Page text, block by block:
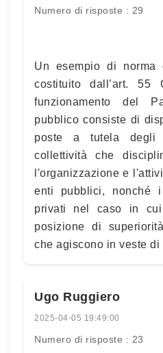
Numero di risposte : 29
Un esempio di
costituito dall’art. 55
funzionamento del
pubblico consiste di
poste a tutela degli
collettività che
l'organizzazione e
enti pubblici, nonché
privati nel caso in
posizione di
che agiscono in veste di
Ugo Ruggiero
2025-04-05 19:49:00
Numero di risposte : 23